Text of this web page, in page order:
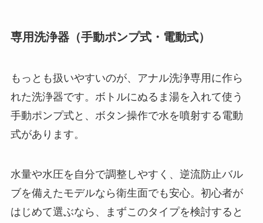
専用洗浄器（手動ポンプ式・電動式）
もっとも扱いやすいのが、アナル洗浄専用に作ら
れた洗浄器です。ボトルにぬるま湯を入れて使う
手動ポンプ式と、ボタン操作で水を噴射する電動
式があります。
水量や水圧を自分で調整しやすく、逆流防止バル
ブを備えたモデルなら衛生面でも安心。初心者が
はじめて選ぶなら、まずこのタイプを検討すると